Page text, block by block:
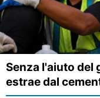
Senza l'aiuto del
estrae dal